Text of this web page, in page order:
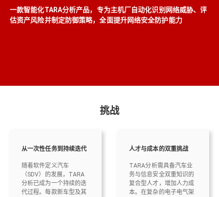
新闻和博客
一款智能化TARA分析产品，专为主机厂自动化识别网络威胁、评
估资产风险并制定防御策略，全面提升网络安全防护能力
挑战
从一次性任务到持续迭代
随着软件定义汽车
（SDV）的发展，TARA
分析已成为一个持续的迭
代过程。每款新车型及其
人才与成本的双重挑战
TARA分析需具备汽车业
务与信息安全双重知识的
复合型人才，增加人力成
本。在复杂的电子电气架